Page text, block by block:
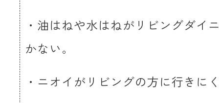
・油はねや水はねがリビングダイ
かない。
・ニオイがリビングの方に行きに